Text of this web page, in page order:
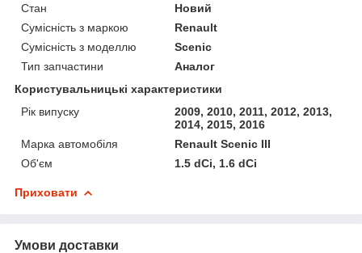
Стан
Новий
Сумісність з маркою
Renault
Сумісність з моделлю
Scenic
Тип запчастини
Аналог
Користувальницькі характеристики
Рік випуску
2009, 2010, 2011, 2012, 2013,
2014, 2015, 2016
Марка автомобіля
Renault Scenic III
Об'єм
1.5 dCi, 1.6 dCi
Приховати
Умови доставки